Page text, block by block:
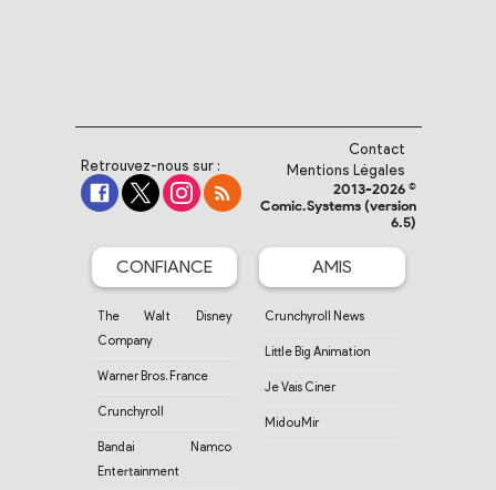
Retrouvez-nous sur :
Contact
Mentions Légales
2013-2026 ©
Comic.Systems (version
6.5)
CONFIANCE
The Walt Disney
Company
Warner Bros. France
Crunchyroll
Bandai Namco
Entertainment
AMIS
Crunchyroll News
Little Big Animation
Je Vais Ciner
MidouMir